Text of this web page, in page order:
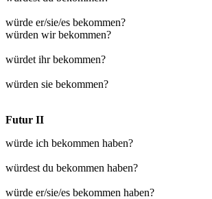
würde er/sie/es bekommen?
würden wir bekommen?
würdet ihr bekommen?
würden sie bekommen?
Futur II
würde ich bekommen haben?
würdest du bekommen haben?
würde er/sie/es bekommen haben?